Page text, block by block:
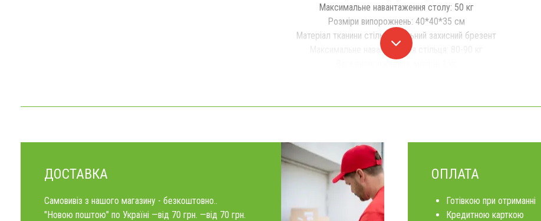
Максимальне навантаження столу: 50 кг
Розміри випорожнень: 40*40*35 см
Матеріал тканини стільця: щільний захисний брезент
Максимальне навантаження стільця: 80-90 кг
ДОСТАВКА
Самовивіз з нашого магазину - безкоштовно..
"Новою поштою" по Україні —від 70 грн. —від 70 грн.
ОПЛАТА
Готівкою при отриманні
Кредитною карткою